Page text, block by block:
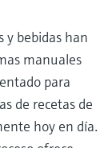
y bebidas han
manuales
para
de recetas de
hoy en día.